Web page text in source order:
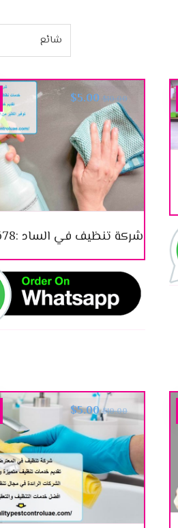
شركة تنظيف في الساد :0545307678
$10.00
$5.00
$10.00
$5.00